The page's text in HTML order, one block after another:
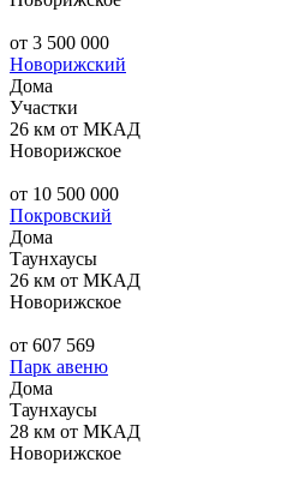
от 3 500 000
Новорижский
Дома
Участки
26 км от МКАД
Новорижское
от 10 500 000
Покровский
Дома
Таунхаусы
26 км от МКАД
Новорижское
от 607 569
Парк авеню
Дома
Таунхаусы
28 км от МКАД
Новорижское